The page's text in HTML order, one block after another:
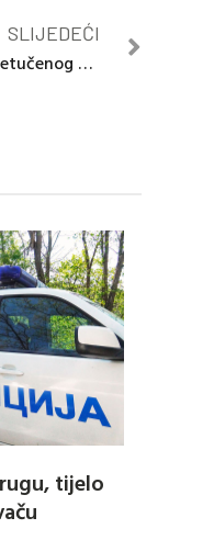
SLIJEDEĆI
Direktorica škole o stanju pretučenog učenika
tijelo